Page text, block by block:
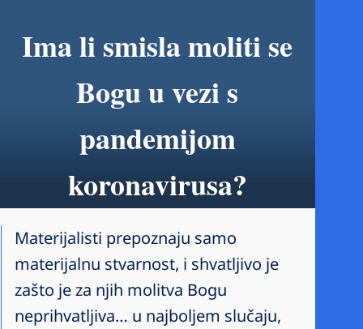
Ima li smisla moliti se
Bogu u vezi s
pandemijom
koronavirusa?
Materijalisti prepoznaju samo
materijalnu stvarnost, i shvatljivo je
zašto je za njih molitva Bogu
neprihvatljiva… u najboljem slučaju,